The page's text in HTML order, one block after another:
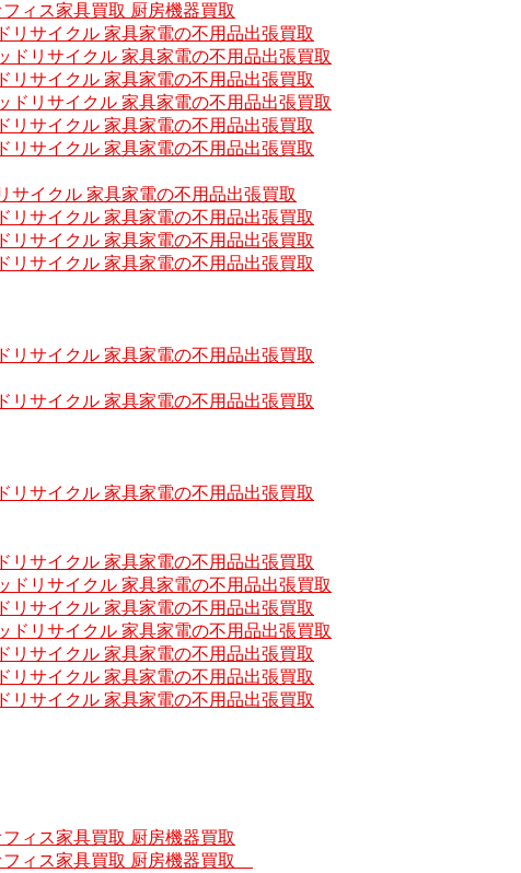
ィス家具買取 厨房機器買取
リサイクル 家具家電の不用品出張買取
ドリサイクル 家具家電の不用品出張買取
リサイクル 家具家電の不用品出張買取
ドリサイクル 家具家電の不用品出張買取
リサイクル 家具家電の不用品出張買取
リサイクル 家具家電の不用品出張買取
サイクル 家具家電の不用品出張買取
リサイクル 家具家電の不用品出張買取
リサイクル 家具家電の不用品出張買取
リサイクル 家具家電の不用品出張買取
リサイクル 家具家電の不用品出張買取
リサイクル 家具家電の不用品出張買取
リサイクル 家具家電の不用品出張買取
リサイクル 家具家電の不用品出張買取
ドリサイクル 家具家電の不用品出張買取
リサイクル 家具家電の不用品出張買取
ドリサイクル 家具家電の不用品出張買取
リサイクル 家具家電の不用品出張買取
リサイクル 家具家電の不用品出張買取
リサイクル 家具家電の不用品出張買取
ィス家具買取 厨房機器買取
ィス家具買取 厨房機器買取